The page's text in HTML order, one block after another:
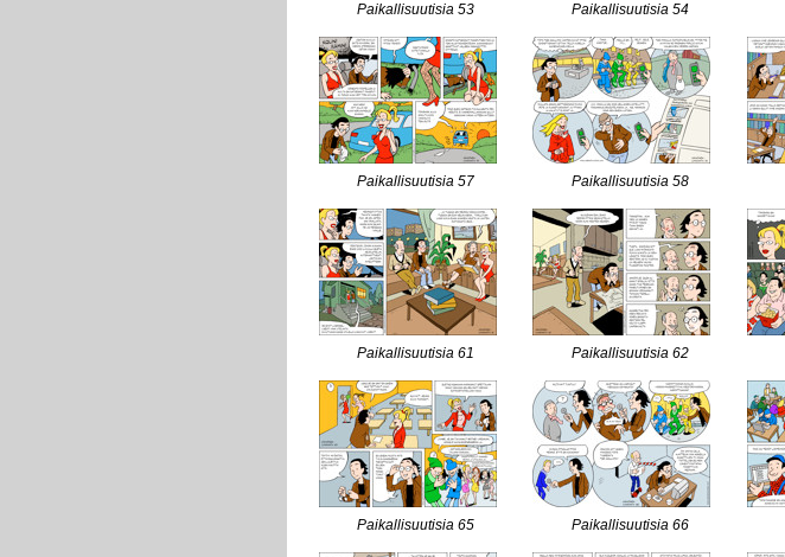
Paikallisuutisia 53 Paikallisuutisia 54
Paikallisuutisia 57 Paikallisuutisia 58
Paikallisuutisia 61 Paikallisuutisia 62
Paikallisuutisia 65 Paikallisuutisia 66